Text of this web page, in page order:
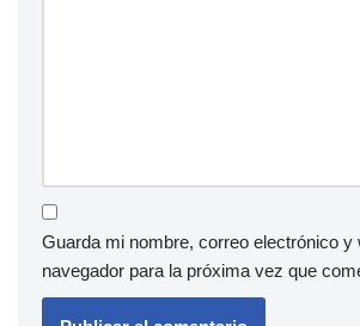
Guarda mi nombre, correo electrónico y
navegador para la próxima vez que